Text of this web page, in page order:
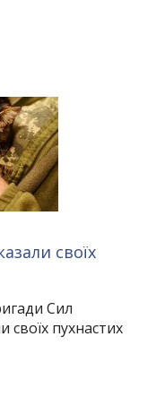
своїх
Сил
своїх пухнастих